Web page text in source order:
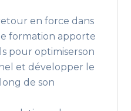
en force dans
formation apporte
pour optimiserson
et développer le
de son